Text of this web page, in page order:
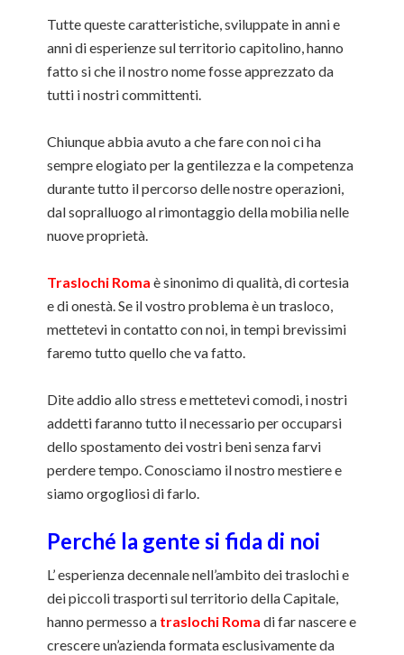
Tutte queste caratteristiche, sviluppate in anni e
anni di esperienze sul territorio capitolino, hanno
fatto si che il nostro nome fosse apprezzato da
tutti i nostri committenti.
Chiunque abbia avuto a che fare con noi ci ha
sempre elogiato per la gentilezza e la competenza
durante tutto il percorso delle nostre operazioni,
dal sopralluogo al rimontaggio della mobilia nelle
nuove proprietà.
Traslochi Roma è sinonimo di qualità, di cortesia
e di onestà. Se il vostro problema è un trasloco,
mettetevi in contatto con noi, in tempi brevissimi
faremo tutto quello che va fatto.
Dite addio allo stress e mettetevi comodi, i nostri
addetti faranno tutto il necessario per occuparsi
dello spostamento dei vostri beni senza farvi
perdere tempo. Conosciamo il nostro mestiere e
siamo orgogliosi di farlo.
Perché la gente si fida di noi
L’ esperienza decennale nell’ambito dei traslochi e
dei piccoli trasporti sul territorio della Capitale,
hanno permesso a traslochi Roma di far nascere e
crescere un’azienda formata esclusivamente da